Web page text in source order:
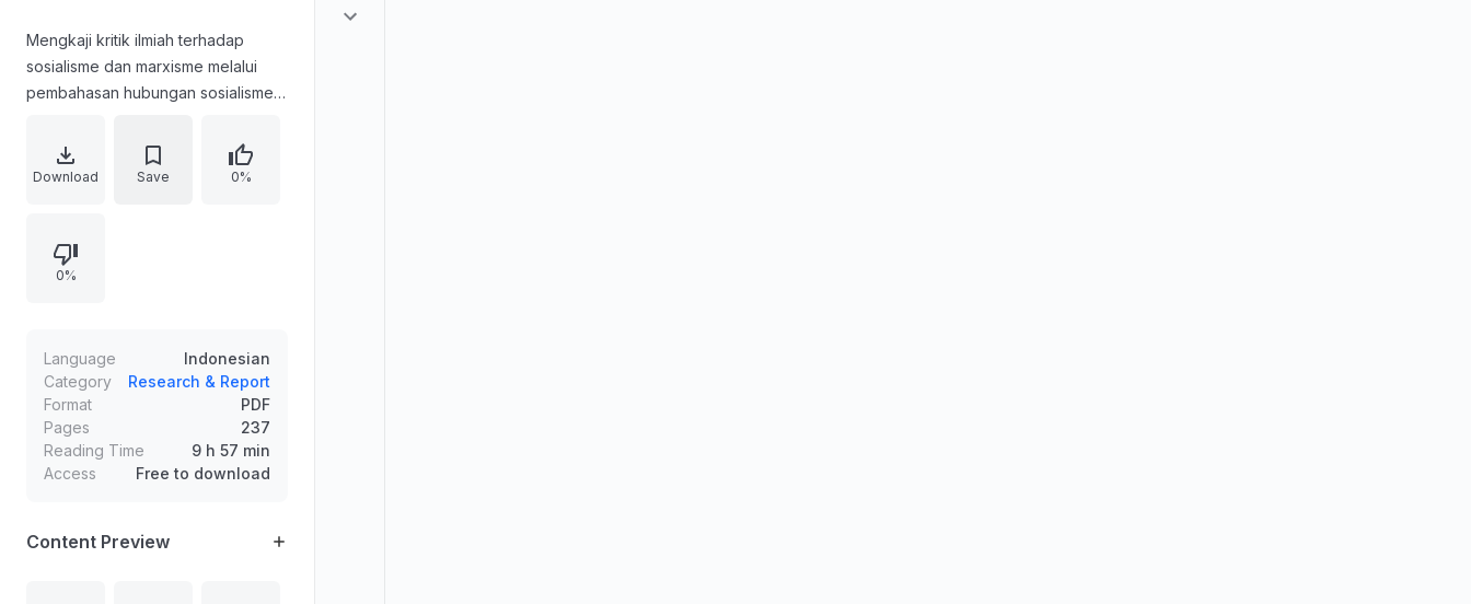
Mengkaji kritik ilmiah terhadap
sosialisme dan marxisme melalui
pembahasan hubungan sosialisme
penafian terhadap “sang pencipta”,
dan paradigma pemikiran sosial.
dan masyarakat, sistem ekonomi
sosialisme beserta bantahannya,
kerangka aqliy & naqliy, termasuk
juga sistem ekonomi Islam sebagai
sistem kehidupan.
Download Save 0%
0%
Language
Indonesian
Category
Research & Report
Format
PDF
Pages
237
Reading Time
9 h 57 min
Access
Free to download
Content Preview